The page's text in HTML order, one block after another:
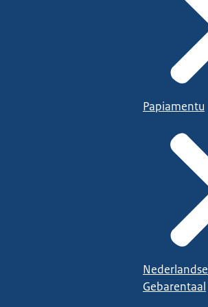
Papiamentu
Nederlandse
Gebarentaal